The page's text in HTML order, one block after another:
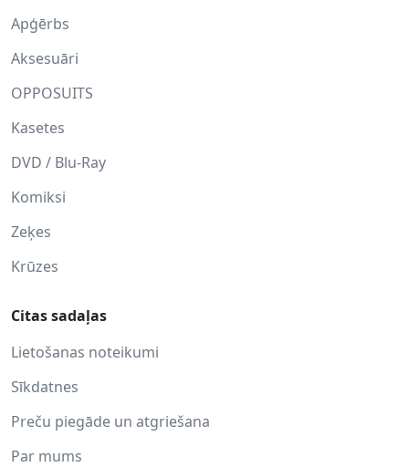
Apģērbs
Aksesuāri
OPPOSUITS
Kasetes
DVD / Blu-Ray
Komiksi
Zeķes
Krūzes
Citas sadaļas
Lietošanas noteikumi
Sīkdatnes
Preču piegāde un atgriešana
Par mums